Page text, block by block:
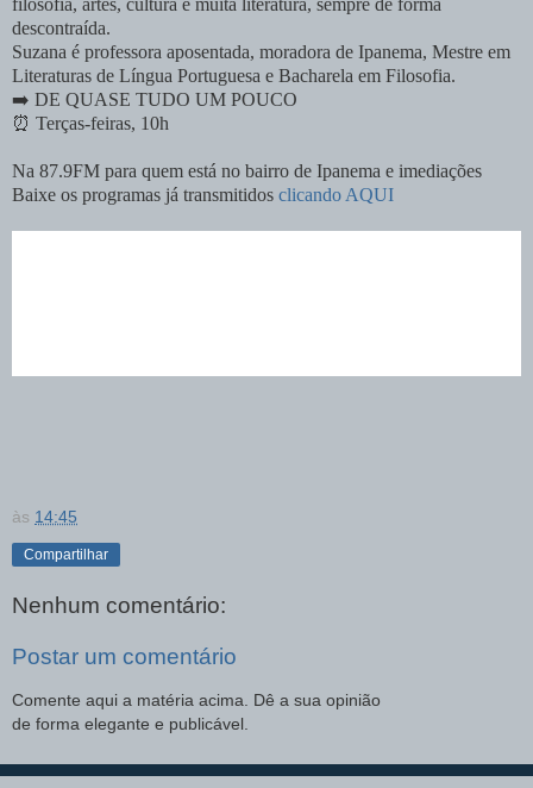
descontraída.
Suzana é professora aposentada, moradora de Ipanema, Mestre em
Literaturas de Língua Portuguesa e Bacharela em Filosofia.
➡️ DE QUASE TUDO UM POUCO
⏰️ Terças-feiras, 10h
Na 87.9FM para quem está no bairro de Ipanema e imediações
Baixe os programas já transmitidos clicando AQUI
às 14:45
Compartilhar
Nenhum comentário:
Postar um comentário
Comente aqui a matéria acima. Dê a sua opinião
de forma elegante e publicável.